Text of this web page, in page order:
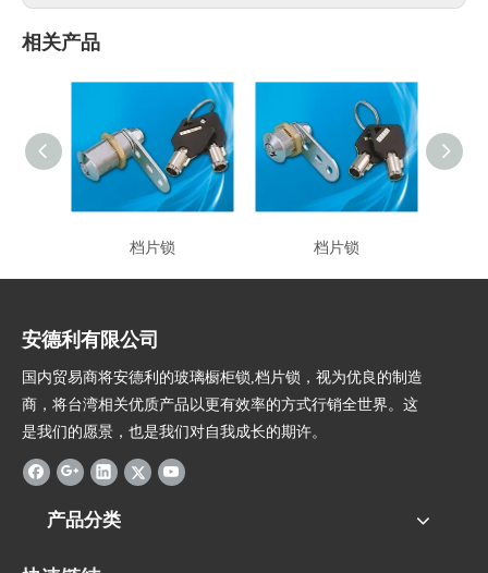
相关产品
档片锁 档片锁
安德利有限公司
国内贸易商将安德利的玻璃橱柜锁,档片锁，视为优良的制造
商，将台湾相关优质产品以更有效率的方式行销全世界。这
是我们的愿景，也是我们对自我成长的期许。
产品分类